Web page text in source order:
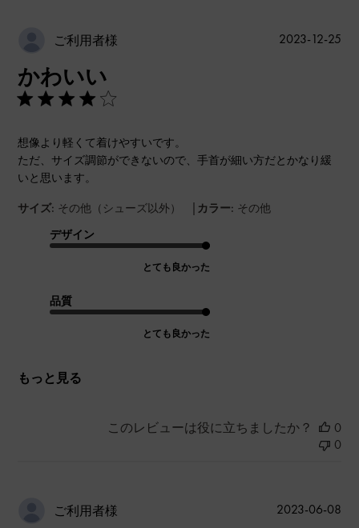
ご利用者様
かわいい
想像より軽くて着けやすいです。
ただ、サイズ調節ができないので、手首が細い方だとかなり緩
いと思います。
サイズ: その他（シューズ以外） | カラー: その他
デザイン
とても良かった
品質
とても良かった
もっと見る
公
2023-12-25
このレビューは役に立ちましたか？
0
0
ご利用者様
公
2023-06-08